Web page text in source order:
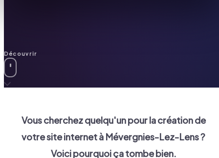
Découvrir
Vous cherchez quelqu'un pour la création de
votre site internet à Mévergnies-Lez-Lens?
Voici pourquoi ça tombe bien.